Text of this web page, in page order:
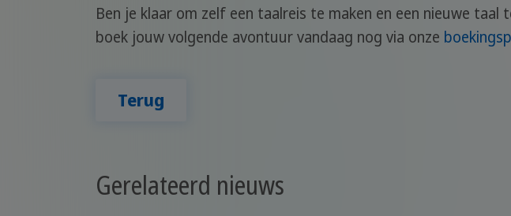
Ben je klaar om zelf een taalreis te maken en een nieuwe
boek jouw volgende avontuur vandaag nog via onze
Terug
Gerelateerd nieuws